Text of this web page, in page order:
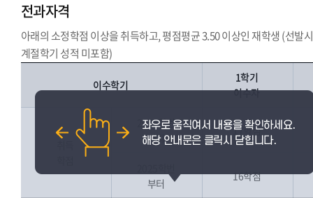
전과자격
아래의 소정학점 이상을 취득하고, 평점평균 3.50 이상인 재학생 (선발
계절학기 성적 미포함)
이수학기
1학기
이수자
2024학번
까지
17학점
부터
16학점